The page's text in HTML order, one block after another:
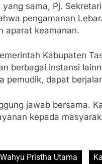
sama, Pj.
pengamanan
aparat keamanan.
Kabupaten
berbagai instansi
pemudik, dapat
jawab bersama.
kepada
Pristha Utama